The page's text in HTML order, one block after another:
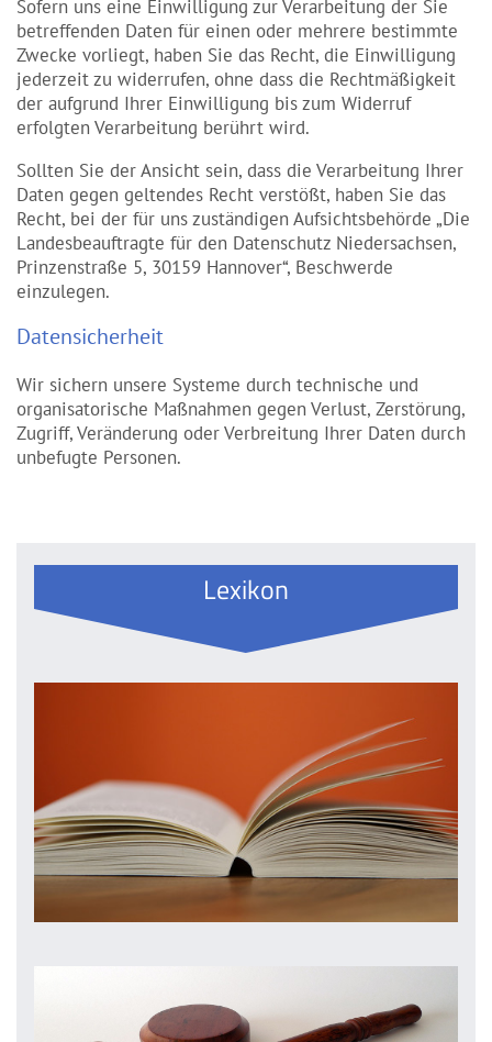
Sofern uns eine Einwilligung zur Verarbeitung der Sie
betreffenden Daten für einen oder mehrere bestimmte
Zwecke vorliegt, haben Sie das Recht, die Einwilligung
jederzeit zu widerrufen, ohne dass die Rechtmäßigkeit
der aufgrund Ihrer Einwilligung bis zum Widerruf
erfolgten Verarbeitung berührt wird.
Sollten Sie der Ansicht sein, dass die Verarbeitung Ihrer
Daten gegen geltendes Recht verstößt, haben Sie das
Recht, bei der für uns zuständigen Aufsichtsbehörde „Die
Landesbeauftragte für den Datenschutz Niedersachsen,
Prinzenstraße 5, 30159 Hannover“, Beschwerde
einzulegen.
Datensicherheit
Wir sichern unsere Systeme durch technische und
organisatorische Maßnahmen gegen Verlust, Zerstörung,
Zugriff, Veränderung oder Verbreitung Ihrer Daten durch
unbefugte Personen.
Lexikon